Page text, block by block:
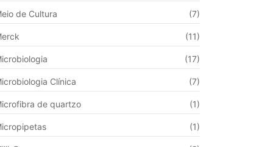
de Cultura (7)
(11)
(17)
Clínica (7)
de quartzo (1)
(1)